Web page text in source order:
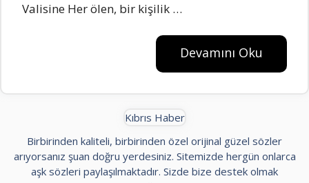
Valisine Her ölen, bir kişilik …
Devamını Oku
Kıbrıs Haber
Birbirinden kaliteli, birbirinden özel orijinal güzel sözler
arıyorsanız şuan doğru yerdesiniz. Sitemizde hergün onlarca
aşk sözleri paylaşılmaktadır. Sizde bize destek olmak